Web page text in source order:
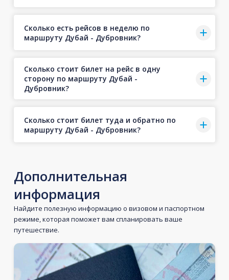
Сколько есть рейсов в неделю по
маршруту Дубай - Дубровник?
Сколько стоит билет на рейс в одну
сторону по маршруту Дубай -
Дубровник?
Сколько стоит билет туда и обратно по
маршруту Дубай - Дубровник?
Дополнительная
информация
Найдите полезную информацию о визовом и паспортном
режиме, которая поможет вам спланировать ваше
путешествие.